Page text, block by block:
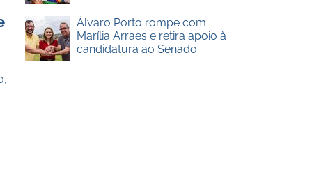
Álvaro Porto rompe com
Marília Arraes e retira apoio à
candidatura ao Senado